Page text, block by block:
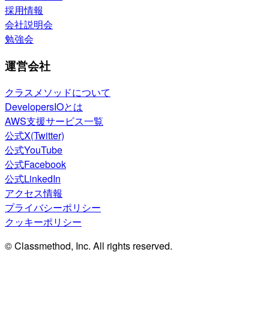
採用情報
会社説明会
勉強会
運営会社
クラスメソッドについて
DevelopersIOとは
AWS支援サービス一覧
公式X(Twitter)
公式YouTube
公式Facebook
公式LinkedIn
アクセス情報
プライバシーポリシー
クッキーポリシー
© Classmethod, Inc. All rights reserved.